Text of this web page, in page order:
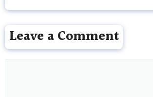
Leave a Comment